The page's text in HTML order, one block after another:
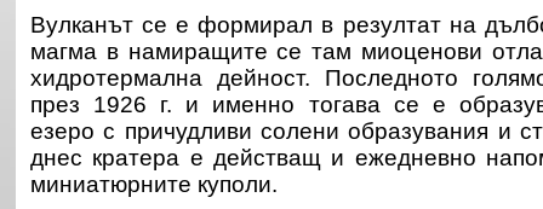
Вулканът се е формирал в резултат на
магма в намиращите се там миоценови
хидротермална дейност. Последното
през 1926 г. и именно тогава се е
езеро с причудливи солени образувания и
днес кратера е действащ и ежедневно
миниатюрните куполи.